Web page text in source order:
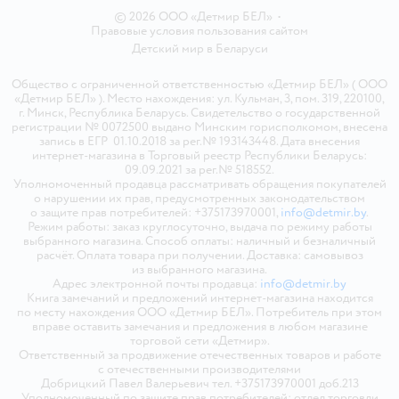
© 2026 ООО «Детмир БЕЛ» •
Правовые условия пользования сайтом
Детский мир в Беларуси
Общество с ограниченной ответственностью «Детмир БЕЛ» ( ООО
«Детмир БЕЛ» ). Место нахождения: ул. Кульман, 3, пом. 319, 220100,
г. Минск, Республика Беларусь. Свидетельство о государственной
регистрации № 0072500 выдано Минским горисполкомом, внесена
запись в ЕГР 01.10.2018 за рег.№ 193143448. Дата внесения
интернет-магазина в Торговый реестр Республики Беларусь:
09.09.2021 за рег.№ 518552.
Уполномоченный продавца рассматривать обращения покупателей
о нарушении их прав, предусмотренных законодательством
о защите прав потребителей: +375173970001, info@detmir.by.
Режим работы: заказ круглосуточно, выдача по режиму работы
выбранного магазина. Способ оплаты: наличный и безналичный
расчёт. Оплата товара при получении. Доставка: самовывоз
из выбранного магазина.
Адрес электронной почты продавца: info@detmir.by
Книга замечаний и предложений интернет-магазина находится
по месту нахождения ООО «Детмир БЕЛ». Потребитель при этом
вправе оставить замечания и предложения в любом магазине
торговой сети «Детмир».
Ответственный за продвижение отечественных товаров и работе
с отечественными производителями
Добрицкий Павел Валерьевич тел. +375173970001 доб.213